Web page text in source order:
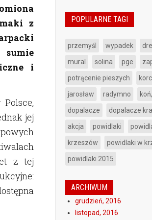
z
sumie
i
jej
z tej
POPULARNE TAGI
przemyśl wypadek
mural solina pge
potrącenie pieszych
jarosław radymno koń,
dopalacze dopalacze
akcja powidlaki
krzeszów powidlaki w
powidlaki 2015
ARCHIWUM
grudzień, 2016
listopad, 2016